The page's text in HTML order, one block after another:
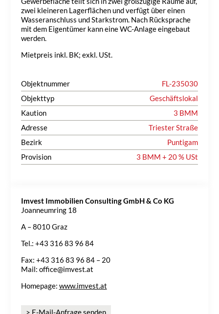
zwei kleineren Lagerflächen und verfügt über einen
Wasseranschluss und Starkstrom. Nach Rücksprache
mit dem Eigentümer kann eine WC-Anlage eingebaut
werden.
Mietpreis inkl. BK; exkl. USt.
Objektnummer
FL-235030
Objekttyp
Geschäftslokal
Kaution
3 BMM
Adresse
Triester Straße
Bezirk
Puntigam
Provision
3 BMM + 20 % USt
Imvest Immobilien Consulting GmbH & Co KG
Joanneumring 18
A – 8010 Graz
Tel.: +43 316 83 96 84
Fax: +43 316 83 96 84 – 20
Mail: office@imvest.at
Homepage: www.imvest.at
> E-Mail-Anfrage senden